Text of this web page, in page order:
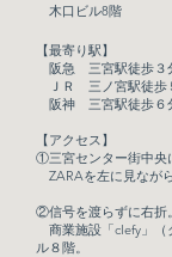
木口ビル8階
【最寄り駅】
阪急
三宮駅徒歩３
ＪＲ 三ノ宮駅徒歩
阪神 三宮駅徒歩６
【アクセス】
①三宮センター街中央
ZARAを左に見なが
②信号を渡らずに右折。
商業施設「clefy」（
ル８階。